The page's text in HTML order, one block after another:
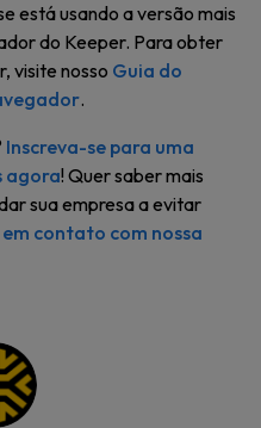
está usando a versão mais
do Keeper. Para obter
visite nosso Guia do
.
Inscreva-se para uma
agora! Quer saber mais
sua empresa a evitar
contato com nossa